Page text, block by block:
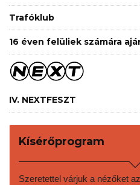
Trafóklub
16 éven felüliek számára
IV. NEXTFESZT
Kísérőprogram
Szeretettel várjuk a nézőket